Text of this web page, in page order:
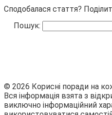
Сподобалася стаття?
Пошук:
© 2026 Корисні поради на
Вся інформація взята з
виключно інформаційний